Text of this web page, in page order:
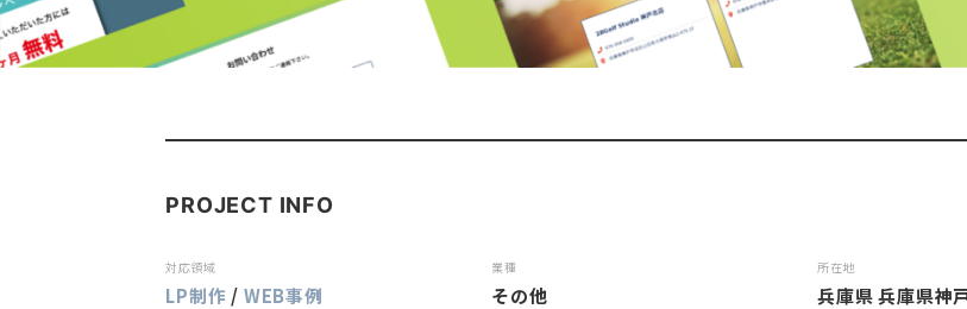
PROJECT INFO
対応領域
LP制作 / WEB事例
業種
その他
所在地
兵庫県 兵庫県神